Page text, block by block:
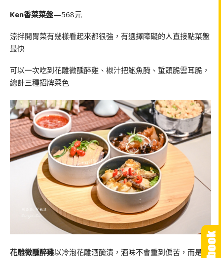
Ken香菜菜盤—568元
涼拌開胃菜有幾樣看起來都很強，有選擇障礙的人直接點菜盤
最快
可以一次吃到花雕微醺醉雞、椒汁把鮑魚醃、蜇頭脆雲耳脆，
總計三種招牌菜色
花雕微醺醉雞以冷泡花雕酒醃漬，酒味不會重到偏苦，而是走